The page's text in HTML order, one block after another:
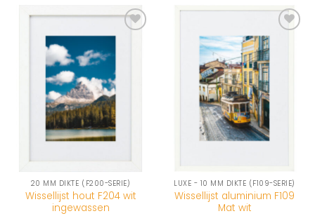
20 MM DIKTE (F200-SERIE)
Wissellijst hout F204 wit
ingewassen
LUXE - 10 MM DIKTE (F109-SERIE)
Wissellijst aluminium F109
Mat wit